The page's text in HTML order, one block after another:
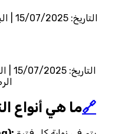
6. ما هي🔗